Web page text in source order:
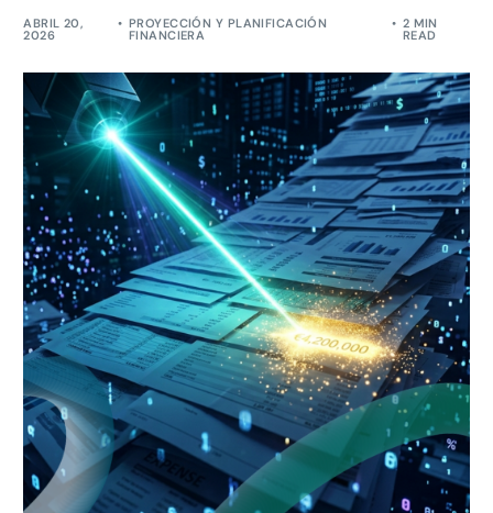
ABRIL 20,
2026
PROYECCIÓN Y PLANIFICACIÓN
FINANCIERA
2 MIN
READ